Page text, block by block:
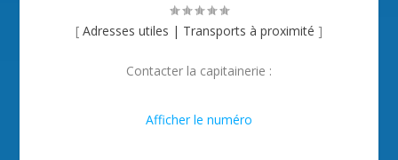
[ Adresses utiles | Transports à proximité ]
Contacter la capitainerie :
Afficher le numéro